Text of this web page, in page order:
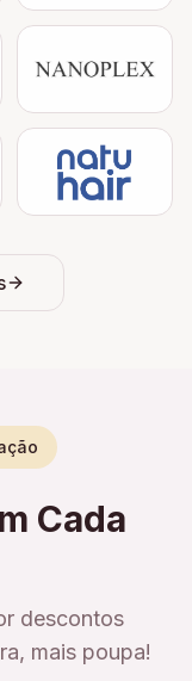
Cada
descontos
mais poupa!